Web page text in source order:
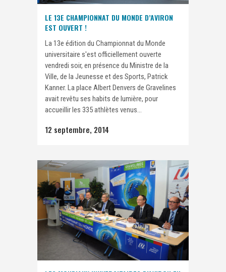
LE 13E CHAMPIONNAT DU MONDE D’AVIRON
EST OUVERT !
La 13e édition du Championnat du Monde
universitaire s'est officiellement ouverte
vendredi soir, en présence du Ministre de la
Ville, de la Jeunesse et des Sports, Patrick
Kanner. La place Albert Denvers de Gravelines
avait revêtu ses habits de lumière, pour
accueillir les 335 athlètes venus...
12 septembre, 2014